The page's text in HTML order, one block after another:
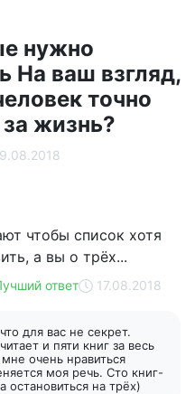
нужно
На ваш взгляд,
точно
жизнь?
чтобы список хотя
а вы о трёх...
ответ 17.08.2018
для вас не секрет.
и пяти книг за весь
очень нравиться
моя речь. Сто книг-
на трёх)